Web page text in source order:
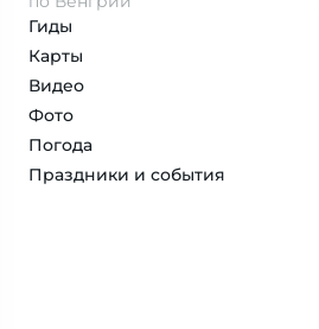
Гиды
Карты
Видео
Фото
Погода
Праздники и события